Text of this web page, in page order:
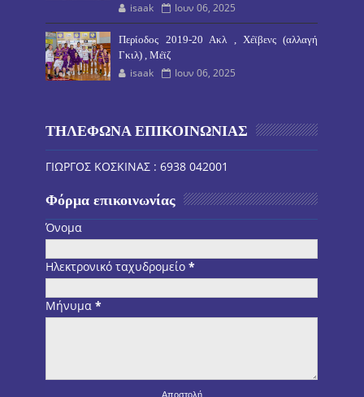
isaak Ιουν 06, 2025
Περίοδος 2019-20 Ακλ , Χέϊβενς (αλλαγή
Γκιλ) , Μέϊζ
isaak Ιουν 06, 2025
ΤΗΛΕΦΩΝΑ ΕΠΙΚΟΙΝΩΝΙΑΣ
ΓΙΩΡΓΟΣ ΚΟΣΚΙΝΑΣ : 6938 042001
Φόρμα επικοινωνίας
Όνομα
Ηλεκτρονικό ταχυδρομείο*
Μήνυμα*